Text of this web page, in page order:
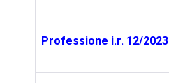
Professione i.r. 12/2023